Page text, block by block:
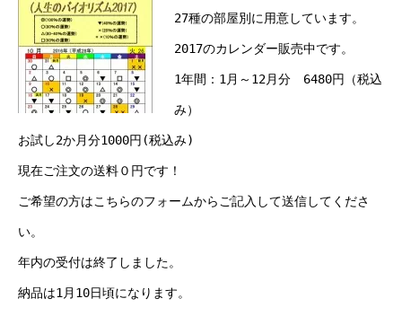
テニス四大大会・五輪
鑑定及び出演依頼
YouTube
Online Store
27種の部屋別に用意しています。
2017のカレンダー販売中です。
1年間：1月～12月分 6480円（税込
み）
お試し2か月分1000円(税込み)
現在ご注文の送料０円です！
ご希望の方はこちらのフォームからご記入して送信してくださ
い。
年内の受付は終了しました。
納品は1月10日頃になります。